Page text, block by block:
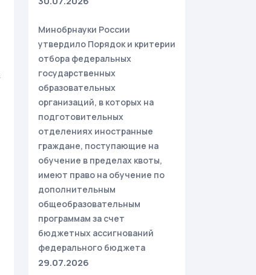
Минобрнауки России
утвердило Порядок и критерии
отбора федеральных
государственных
образовательных
организаций, в которых на
подготовительных
отделениях иностранные
граждане, поступающие на
обучение в пределах квоты,
имеют право на обучение по
дополнительным
общеобразовательным
программам за счет
бюджетных ассигнований
федерального бюджета
29.07.2026